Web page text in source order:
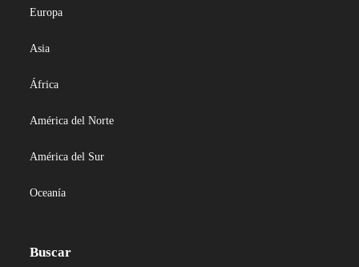
Europa
Asia
África
América del Norte
América del Sur
Oceanía
Buscar